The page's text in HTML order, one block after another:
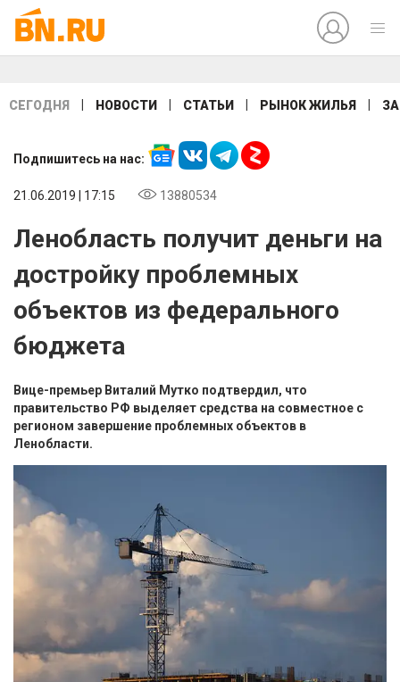
СЕГОДНЯ НОВОСТИ СТАТЬИ РЫНОК ЖИЛЬЯ
Подпишитесь на нас:
21.06.2019 | 17:15 13880534
Ленобласть получит деньги на
достройку проблемных
объектов из федерального
бюджета
Вице-премьер Виталий Мутко подтвердил, что
правительство РФ выделяет средства на совместное с
регионом завершение проблемных объектов в
Ленобласти.